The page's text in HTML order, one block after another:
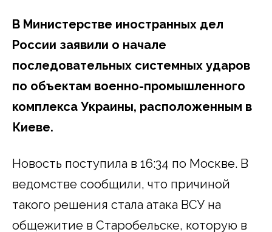
В Министерстве иностранных дел
России заявили о начале
последовательных системных ударов
по объектам военно-промышленного
комплекса Украины, расположенным в
Киеве.
Новость поступила в 16:34 по Москве. В
ведомстве сообщили, что причиной
такого решения стала атака ВСУ на
общежитие в Старобельске, которую в